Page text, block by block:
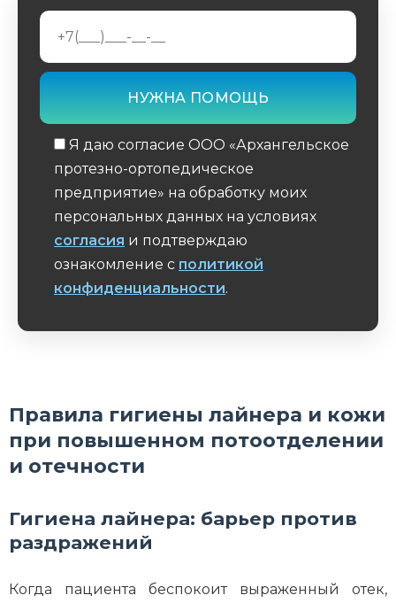
Я даю согласие ООО «Архангельское
протезно-ортопедическое
предприятие» на обработку моих
персональных данных на условиях
согласия и подтверждаю
ознакомление с политикой
конфиденциальности.
Правила гигиены лайнера и кожи
при повышенном потоотделении
и отечности
Гигиена лайнера: барьер против
раздражений
Когда пациента беспокоит выраженный отек,